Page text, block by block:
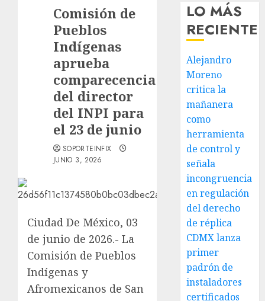
Comisión de
Pueblos
Indígenas
aprueba
comparecencia
del director
del INPI para
el 23 de junio
SOPORTEINFIX
JUNIO 3, 2026
Ciudad De México, 03
de junio de 2026.- La
Comisión de Pueblos
Indígenas y
Afromexicanos de San
LO MÁS
RECIENTE
Alejandro
Moreno
critica la
mañanera
como
herramienta
de control y
señala
incongruencia
en regulación
del derecho
de réplica
CDMX lanza
primer
padrón de
instaladores
certificados